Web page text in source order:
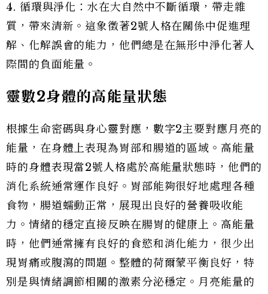
4. 循環與淨化：水在大自然中不斷循環，帶走雜
質，帶來清新。這象徵著2號人格在關係中促進理
解、化解誤會的能力，他們總是在無形中淨化著人
際間的負面能量。
靈數2身體的高能量狀態
根據生命密碼與身心靈對應，數字2主要對應月亮的
能量，在身體上表現為胃部和腸道的區域。高能量
時的身體表現當2號人格處於高能量狀態時，他們的
消化系統通常運作良好。胃部能夠很好地處理各種
食物，腸道蠕動正常，展現出良好的營養吸收能
力。情緒的穩定直接反映在腸胃的健康上。高能量
時，他們通常擁有良好的食慾和消化能力，很少出
現胃痛或腹瀉的問題。整體的荷爾蒙平衡良好，特
別是與情緒調節相關的激素分泌穩定。月亮能量的